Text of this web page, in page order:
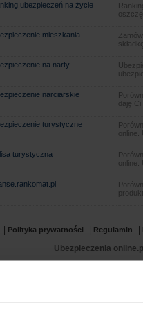
ubezpieczeń na życie
mieszkania
na narty
narciarskie
daję
turystyczne
turystyczna
Polityka prywatności Regulamin
Ubezpieczenia